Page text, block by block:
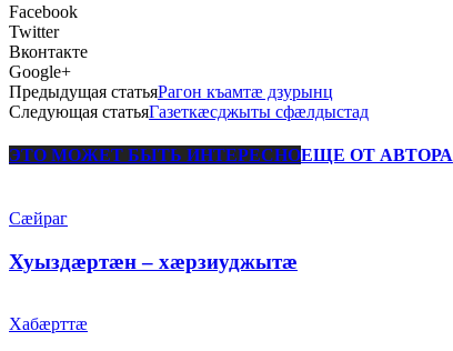
Facebook
Twitter
Вконтакте
Google+
Предыдущая статьяРагон къамтæ дзурынц
Следующая статьяГазеткæсджыты сфæлдыстад
ЭТО МОЖЕТ БЫТЬ ИНТЕРЕСНОЕЩЕ ОТ АВТОРА
Сæйраг
Хуыздæртæн – хæрзиуджытæ
Хабæрттæ